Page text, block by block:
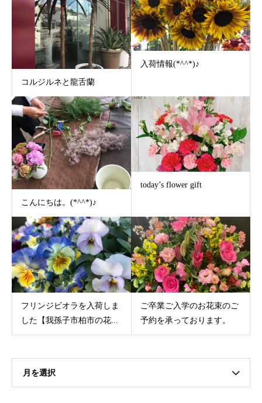
コルジルネと龍舌蘭
入荷情報(*^^*)♪
こんにちは。(*^^*)♪
today’s flower gift
フリンジビオラを入荷しま
した【我孫子市柏市の花...
ご卒業ご入学のお花束のご
予約を承っております。
月を選択